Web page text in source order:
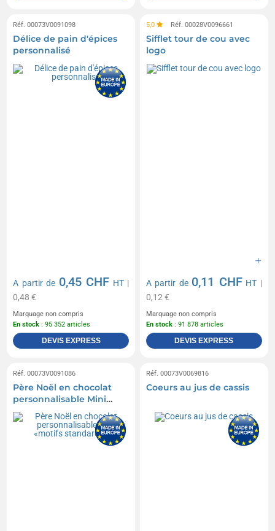
Réf. 00073V0091098
Délice de pain d'épices
personnalisé
A partir de 0,45 CHF HT|
0,48 €
Marquage non compris
En stock : 95 352 articles
DEVIS EXPRESS
5,0 Réf. 00028V0096661
Sifflet tour de cou avec
logo
A partir de 0,11 CHF HT |
0,12 €
Marquage non compris
En stock : 91 878 articles
DEVIS EXPRESS
Réf. 00073V0091086
Père Noël en chocolat
personnalisable Mini
«motifs standards»
Réf. 00073V0069816
Coeurs au jus de cassis